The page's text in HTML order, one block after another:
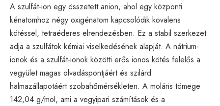
A szulfát-ion egy összetett anion, ahol egy központi
kénatomhoz négy oxigénatom kapcsolódik kovalens
kötéssel, tetraéderes elrendezésben. Ez a stabil szerkezet
adja a szulfátok kémiai viselkedésének alapját. A nátrium-
ionok és a szulfát-ionok közötti erős ionos kötés felelős a
vegyület magas olvadáspontjáért és szilárd
halmazállapotáért szobahőmérsékleten. A moláris tömege
142,04 g/mol, ami a vegyipari számítások és a